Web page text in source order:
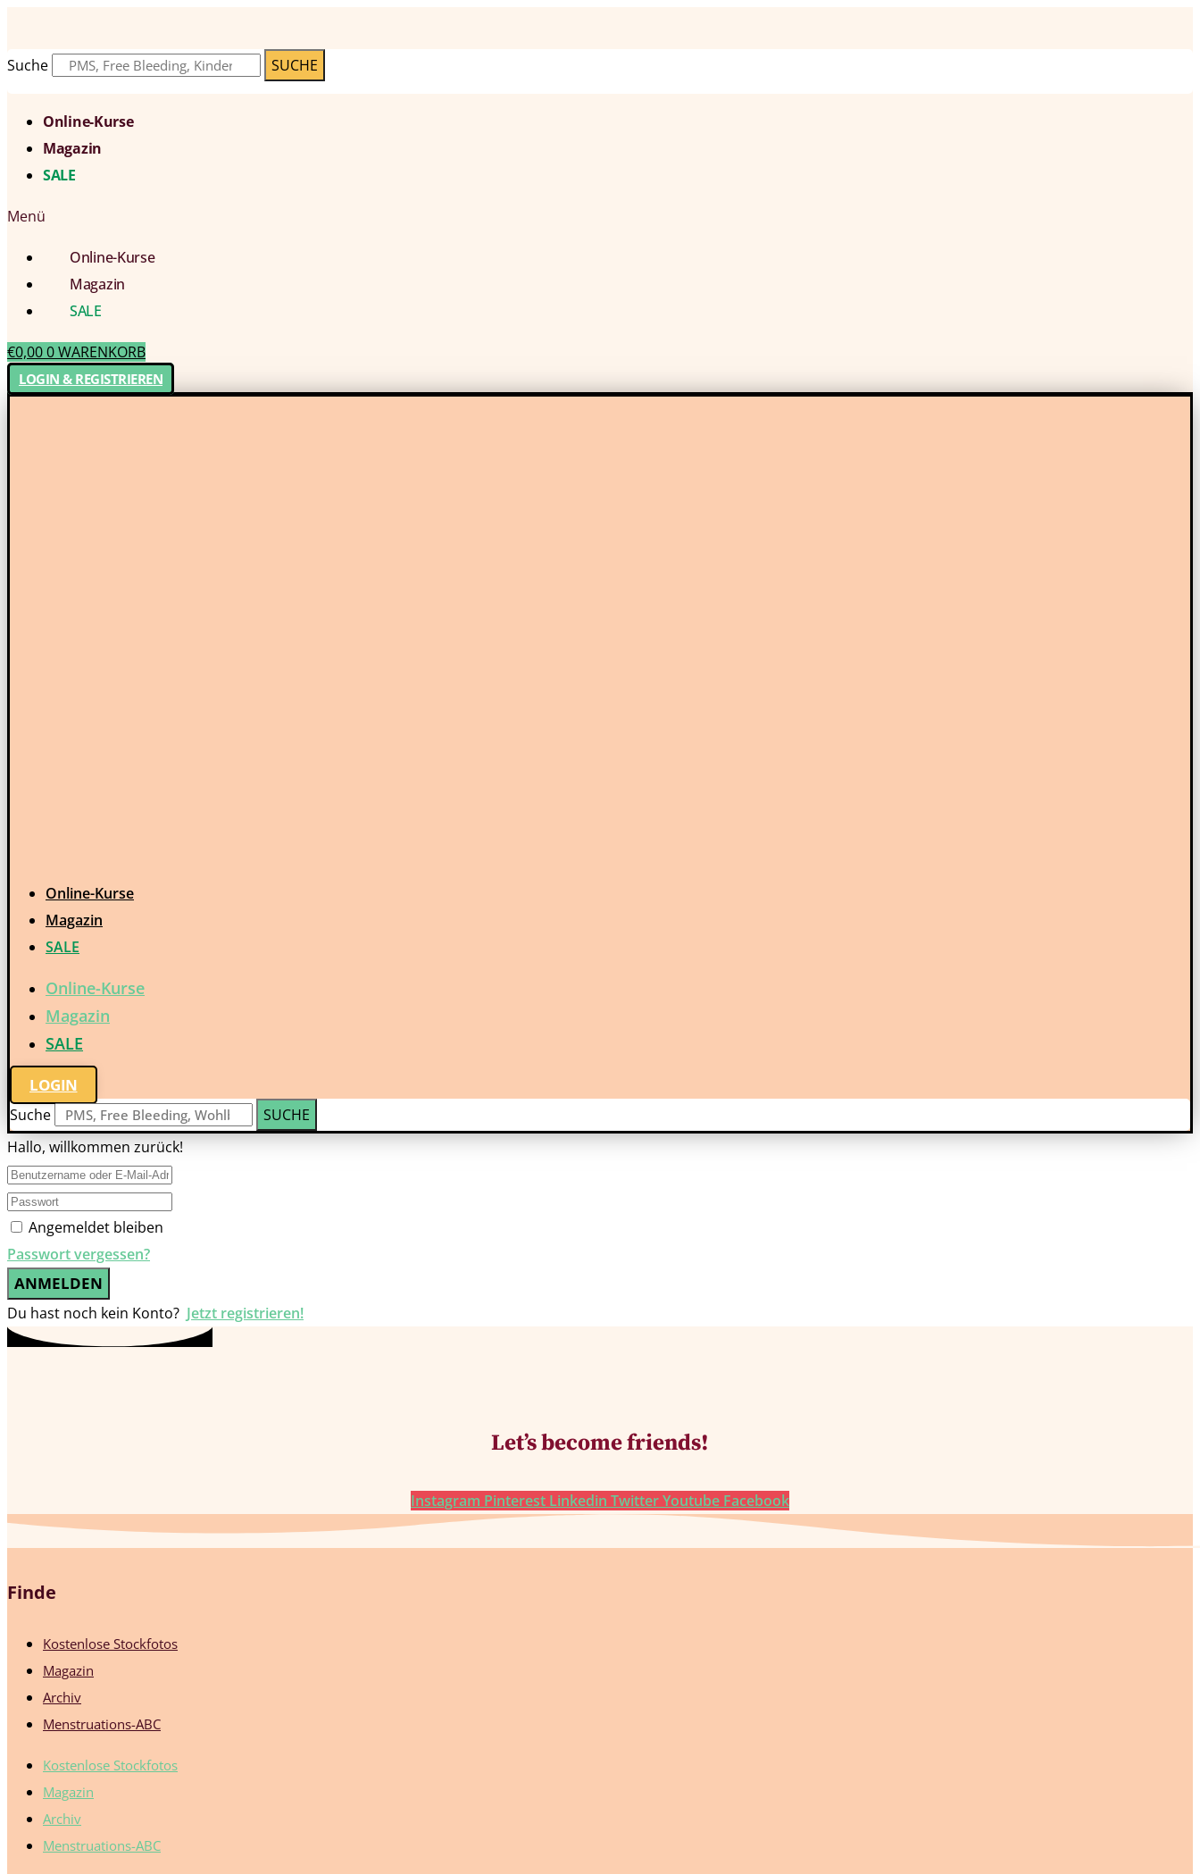
Suche SUCHE
Online-Kurse
Magazin
SALE
Menü
Online-Kurse
Magazin
SALE
€0,000WARENKORB
LOGIN & REGISTRIEREN
Online-Kurse
Magazin
SALE
Online-Kurse
Magazin
SALE
LOGIN
Suche
SUCHE
Hallo, willkommen zurück!
Angemeldet bleiben
Passwort vergessen?
ANMELDEN
Du hast noch kein Konto? Jetzt registrieren!
Let’s become friends!
Instagram Pinterest Linkedin TwitterYoutube Facebook
Finde
Kostenlose Stockfotos
Magazin
Archiv
Menstruations-ABC
Kostenlose Stockfotos
Magazin
Archiv
Menstruations-ABC